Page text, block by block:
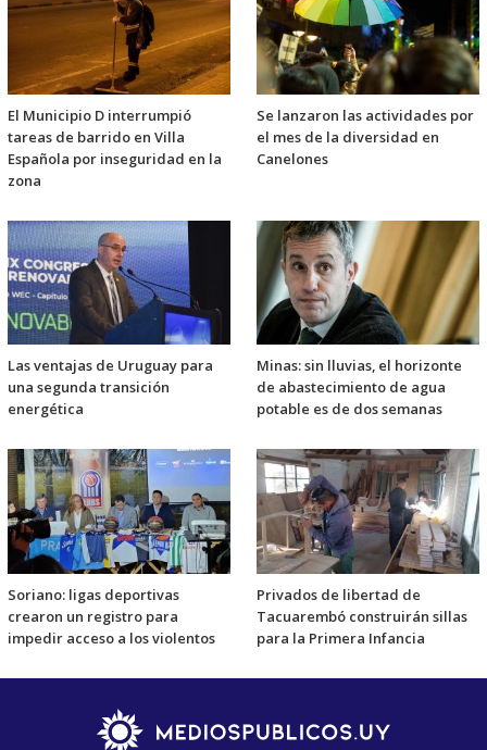
El Municipio D interrumpió
tareas de barrido en Villa
Española por inseguridad en la
zona
Se lanzaron las actividades por
el mes de la diversidad en
Canelones
Las ventajas de Uruguay para
una segunda transición
energética
Minas: sin lluvias, el horizonte
de abastecimiento de agua
potable es de dos semanas
Soriano: ligas deportivas
crearon un registro para
impedir acceso a los violentos
Privados de libertad de
Tacuarembó construirán sillas
para la Primera Infancia